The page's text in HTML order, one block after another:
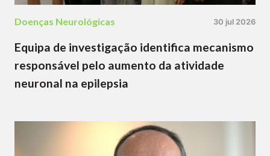
Doenças Neurológicas 30 jul 2026
Equipa de investigação identifica mecanismo
responsável pelo aumento da atividade
neuronal na epilepsia